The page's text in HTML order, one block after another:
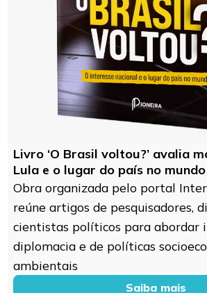
Livro ‘O Brasil voltou?’ avalia
Lula e o lugar do país no mundo
Obra organizada pelo portal
reúne artigos de pesquisadores,
cientistas políticos para abordar
diplomacia e de políticas
ambientais
Saiba mais